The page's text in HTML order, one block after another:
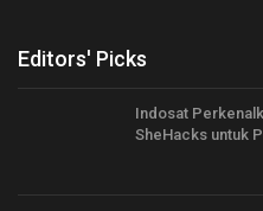
Editors' Picks
Indosat
SheHacks untuk